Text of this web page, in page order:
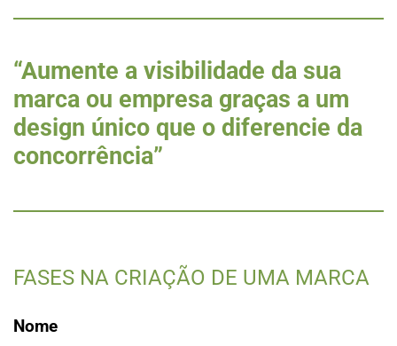
“Aumente a visibilidade da sua
marca ou empresa graças a um
design único que o diferencie da
concorrência”
FASES NA CRIAÇÃO DE UMA MARCA
Nome